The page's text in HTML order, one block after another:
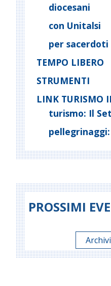
diocesani
con Unitalsi
per sacerdoti
TEMPO LIBERO
STRUMENTI
LINK TURISMO
turismo: Il
PROSSIMI